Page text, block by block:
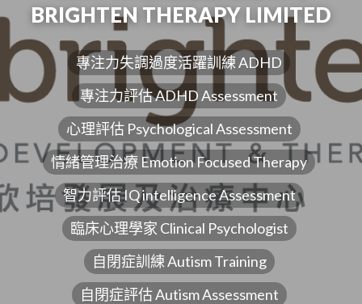
BRIGHTEN THERAPY LIMITED
專注力失調過度活躍訓練 ADHD
專注力評估 ADHD Assessment
心理評估 Psychological Assessment
情緒管理治療 Emotion Focused Therapy
智力評估 IQ intelligence Assessment
臨床心理學家 Clinical Psychologist
自閉症訓練 Autism Training
自閉症評估 Autism Assessment